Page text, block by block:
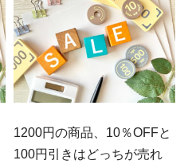
1200円の商品、10％OFFと
100円引きはどっちが売れ